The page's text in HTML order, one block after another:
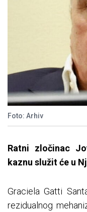
Foto: Arhiv
Ratni zločinac
kaznu služit će u
Graciela Gatti
rezidualnog